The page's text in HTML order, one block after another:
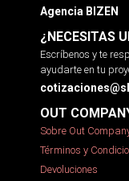
Agencia BIZEN
¿NECESITAS
Escríbenos y te
ayudarte en tu
OUT
Sobre Out
Términos y
Devoluciones